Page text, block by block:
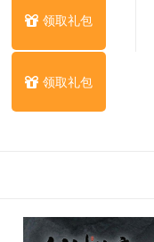
领取礼包
领取礼包